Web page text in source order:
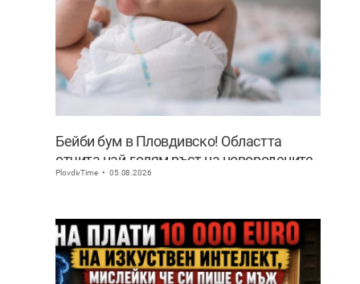
Бейби бум в Пловдивско! Областта
отчита най-голям ръст на новородените
извън София
PlovdivTime 05.08.2026